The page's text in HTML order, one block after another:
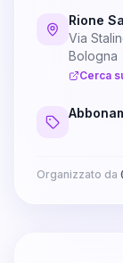
Rione
Via
Bologna
Cerca
Organizzato da